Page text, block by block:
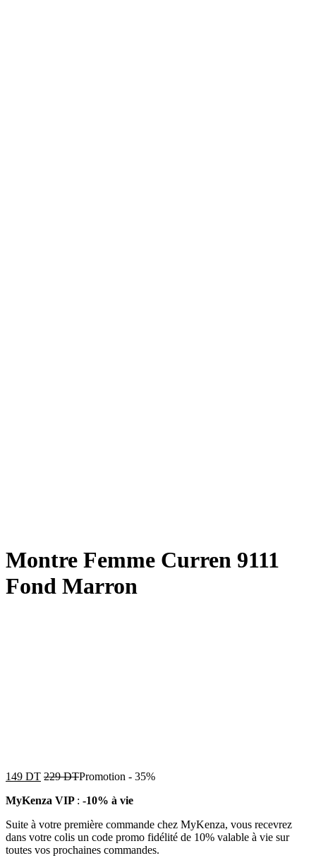
Montre Femme Curren 9111
Fond Marron
149 DT 229DTPromotion - 35%
MyKenza VIP : -10% à vie
Suite à votre première commande chez MyKenza, vous recevrez
dans votre colis un code promo fidélité de 10% valable à vie sur
toutes vos prochaines commandes.